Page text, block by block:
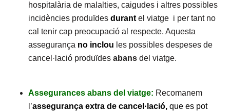
hospitalària de malalties, caigudes i altres possibles
incidències produïdes durant el viatge i per tant no
cal tenir cap preocupació al respecte. Aquesta
assegurança no inclou les possibles despeses de
cancel·lació produïdes abans del viatge.
Assegurances abans del viatge: Recomanem
l’assegurança extra de cancel·lació, que es pot